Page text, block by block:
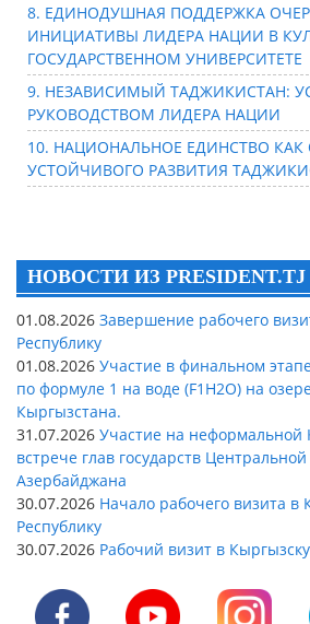
8. ЕДИНОДУШНАЯ ПОДДЕРЖКА
ИНИЦИАТИВЫ ЛИДЕРА НАЦИИ В
ГОСУДАРСТВЕННОМ УНИВЕРСИТЕТЕ
9. НЕЗАВИСИМЫЙ ТАДЖИКИСТАН:
РУКОВОДСТВОМ ЛИДЕРА НАЦИИ
10. НАЦИОНАЛЬНОЕ ЕДИНСТВО
УСТОЙЧИВОГО РАЗВИТИЯ
НОВОСТИ ИЗ PRESIDENT.TJ
01.08.2026 Завершение рабочего
Республику
01.08.2026 Участие в финальном
по формуле 1 на воде (F1H2O) на
Кыргызстана.
31.07.2026 Участие на неформальной
встрече глав государств
Азербайджана
30.07.2026 Начало рабочего визита в
Республику
30.07.2026 Рабочий визит в